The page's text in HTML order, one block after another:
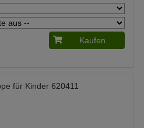
Kaufen
für Kinder 620411